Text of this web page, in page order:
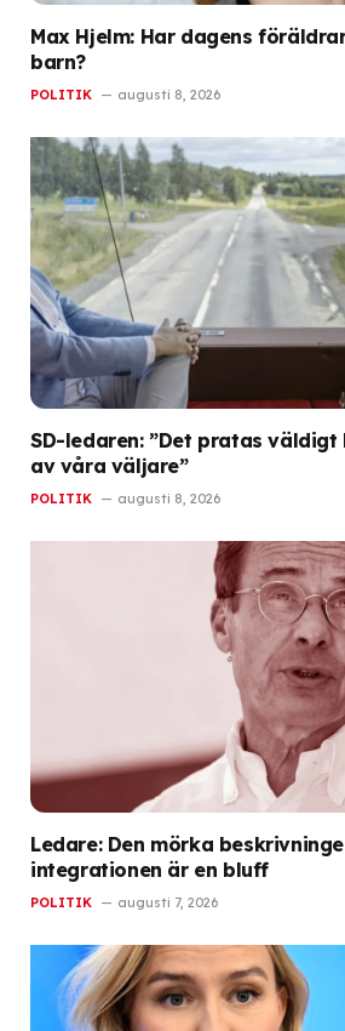
Max Hjelm: Har dagens
barn?
POLITIK augusti 8, 2026
SD-ledaren: ”Det pratas
av våra väljare”
POLITIK augusti 8, 2026
Ledare: Den mörka
integrationen är en bluff
POLITIK augusti 7, 2026